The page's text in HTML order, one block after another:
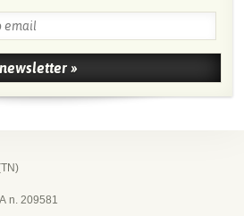
n. 209581